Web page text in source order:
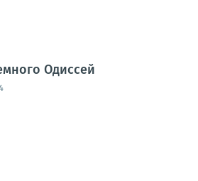
Одиссей